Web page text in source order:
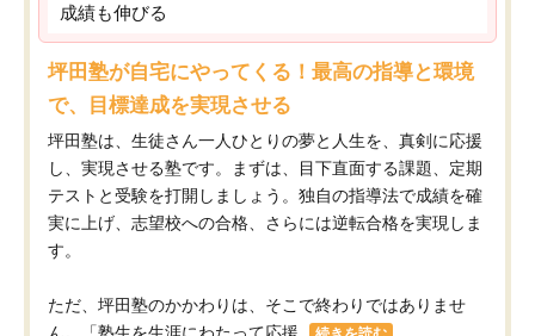
成績も伸びる
坪田塾が自宅にやってくる！最高の指導と環境
で、目標達成を実現させる
坪田塾は、生徒さん一人ひとりの夢と人生を、真剣に応援
し、実現させる塾です。まずは、目下直面する課題、定期
テストと受験を打開しましょう。独自の指導法で成績を確
実に上げ、志望校への合格、さらには逆転合格を実現しま
す。
ただ、坪田塾のかかわりは、そこで終わりではありませ
ん。「塾生を生涯にわたって応援...